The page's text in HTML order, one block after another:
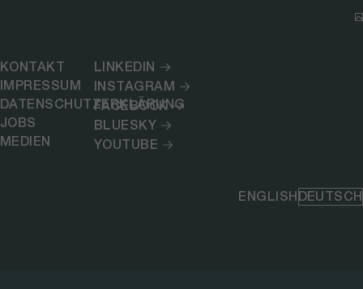
KONTAKT
IMPRESSUM
DATENSCHUTZERKLÄRUNG
JOBS
MEDIEN
LINKEDIN
INSTAGRAM
FACEBOOK
BLUESKY
YOUTUBE
ENGLISHDEUTSCH